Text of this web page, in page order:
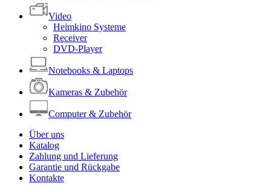
Video
Heimkino Systeme
Receiver
DVD-Player
Notebooks & Laptops
Kameras & Zubehör
Computer & Zubehör
Über uns
Katalog
Zahlung und Lieferung
Garantie und Rückgabe
Kontakte